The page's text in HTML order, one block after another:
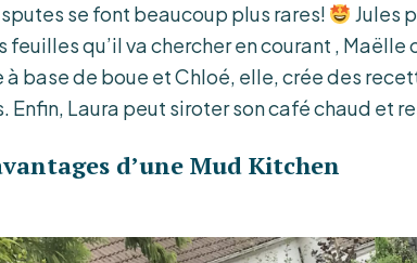
se font beaucoup plus rares!
Jules
feuilles qu’il va chercher en courant , Maëlle
base de boue et Chloé, elle, crée des
Enfin, Laura peut siroter son café chaud et
d’une Mud Kitchen